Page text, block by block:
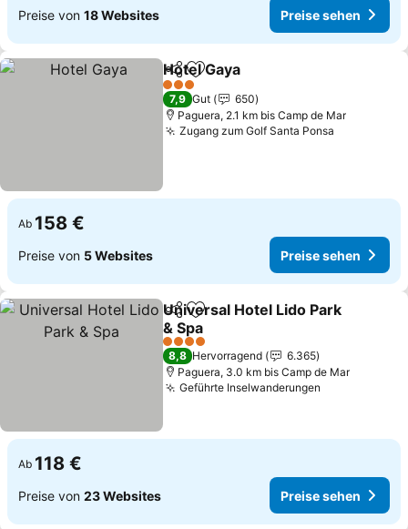
Preise von 18 Websites Preise sehen
TeilenZu Favoriten hinzufügen
Hotel Gaya
3 Sterne
7,9 Gut
650
Paguera, 2.1 km bis Camp de Mar
Zugang zum Golf Santa Ponsa
Ab 158 €
Preise von 5 Websites Preise sehen
TeilenZu Favoriten hinzufügen
Universal Hotel Lido Park
& Spa
4 Sterne
8,8 Hervorragend
6.365
Paguera, 3.0 km bis Camp de Mar
Geführte Inselwanderungen
Ab 118 €
Preise von 23 Websites Preise sehen